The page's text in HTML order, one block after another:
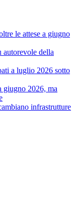
le attese a giugno
autorevole della
a luglio 2026 sotto
giugno 2026, ma
infrastrutture